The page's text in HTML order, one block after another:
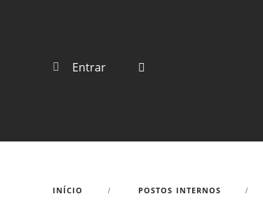
Entrar
INÍCIO POSTOS INTERNOS